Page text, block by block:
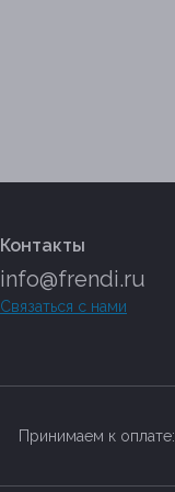
Контакты
info@frendi.ru
Связаться с нами
Принимаем к оплате: